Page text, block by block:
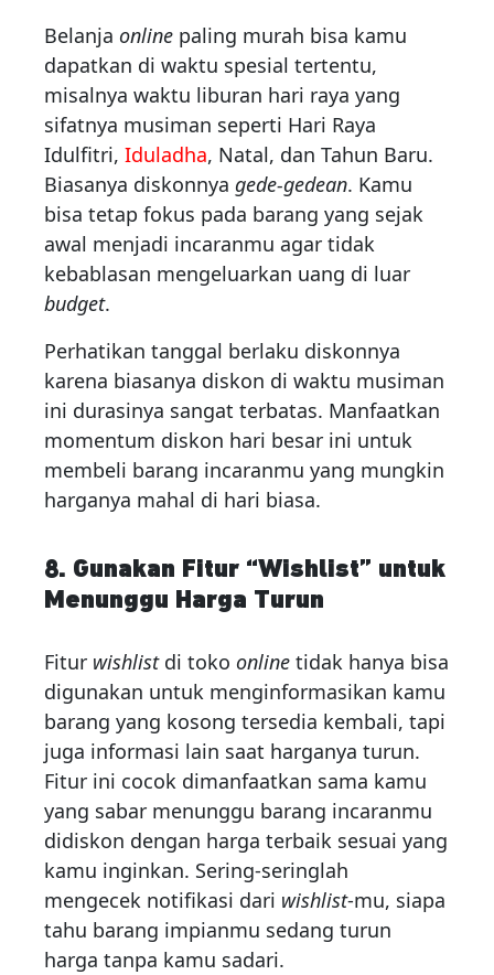
Belanja online paling murah bisa kamu
dapatkan di waktu spesial tertentu,
misalnya waktu liburan hari raya yang
sifatnya musiman seperti Hari Raya
Idulfitri, Iduladha, Natal, dan Tahun Baru.
Biasanya diskonnya gede-gedean. Kamu
bisa tetap fokus pada barang yang sejak
awal menjadi incaranmu agar tidak
kebablasan mengeluarkan uang di luar
budget.
Perhatikan tanggal berlaku diskonnya
karena biasanya diskon di waktu musiman
ini durasinya sangat terbatas. Manfaatkan
momentum diskon hari besar ini untuk
membeli barang incaranmu yang mungkin
harganya mahal di hari biasa.
8. Gunakan Fitur “Wishlist” untuk
Menunggu Harga Turun
Fitur wishlistdi toko online tidak hanya bisa
digunakan untuk menginformasikan kamu
barang yang kosong tersedia kembali, tapi
juga informasi lain saat harganya turun.
Fitur ini cocok dimanfaatkan sama kamu
yang sabar menunggu barang incaranmu
didiskon dengan harga terbaik sesuai yang
kamu inginkan. Sering-seringlah
mengecek notifikasi dari wishlist-mu, siapa
tahu barang impianmu sedang turun
harga tanpa kamu sadari.